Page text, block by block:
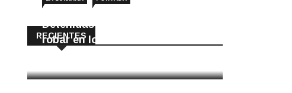
RECIENTES
Detenidas dos personas por
robar en locales de La Luisiana